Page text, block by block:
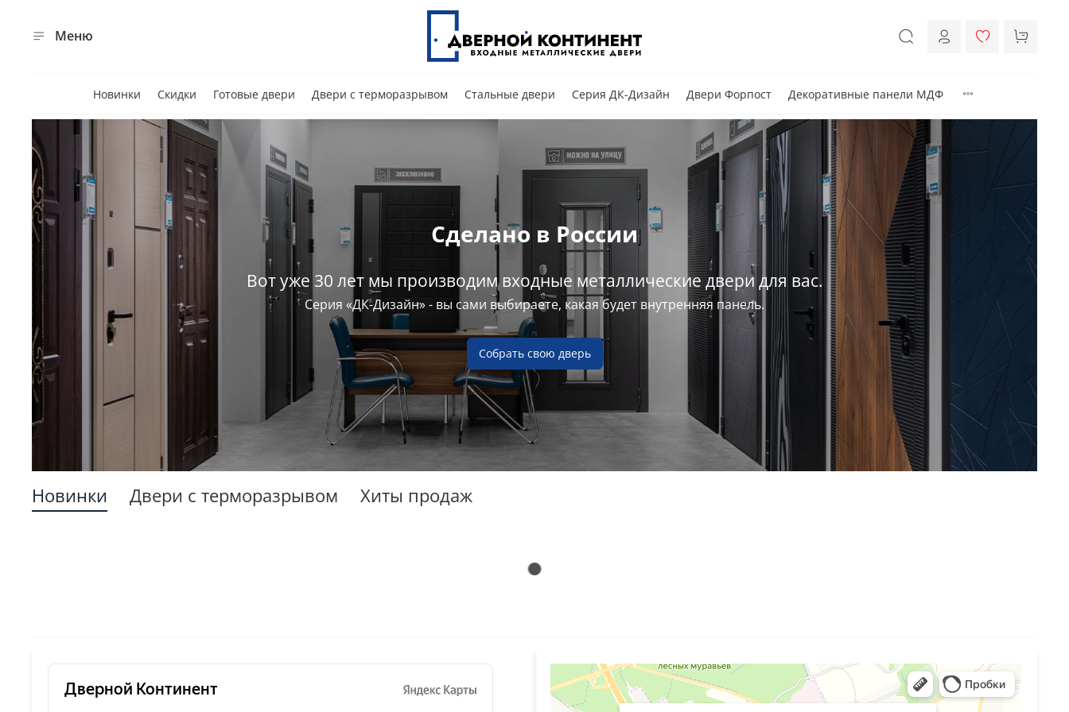
Меню
Новинки Скидки Готовые двери Двери с терморазрывом Стальные двери Серия ДК-Дизайн Двери Форпост Декоративные панели МДФ
Сделано в России
Вот уже 30 лет мы производим входные металлические двери для вас.
Серия «ДК-Дизайн» - вы сами выбираете, какая будет внутренняя панель.
Собрать свою дверь
Новинки Двери с терморазрывом Хиты продаж